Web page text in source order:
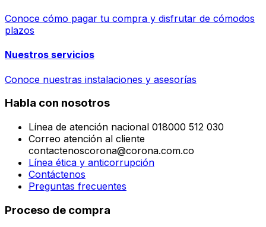
Conoce cómo pagar tu compra y disfrutar de cómodos
plazos
Nuestros servicios
Conoce nuestras instalaciones y asesorías
Habla con nosotros
Línea de atención nacional 018000 512 030
Correo atención al cliente
contactenoscorona@corona.com.co
Línea ética y anticorrupción
Contáctenos
Preguntas frecuentes
Proceso de compra